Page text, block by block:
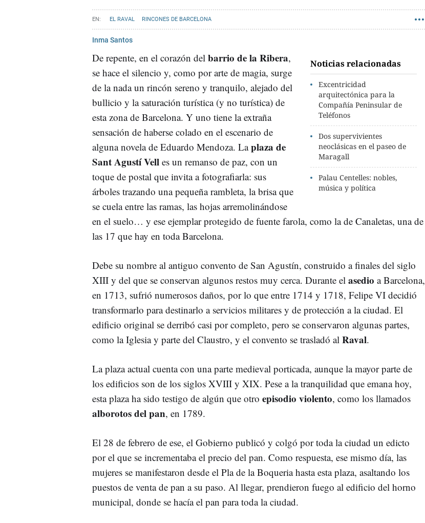
EL RAVAL RINCONES DE BARCELONA
Inma Santos
Noticias relacionadas
Excentricidad
arquitectónica para la
Compañía Peninsular de
Teléfonos
Dos supervivientes
neoclásicas en el paseo de
Maragall
Palau Centelles: nobles,
música y política
De repente, en el corazón del barrio de la Ribera,
se hace el silencio y, como por arte de magia, surge
de la nada un rincón sereno y tranquilo, alejado del
bullicio y la saturación turística (y no turística) de
esta zona de Barcelona. Y uno tiene la extraña
sensación de haberse colado en el escenario de
alguna novela de Eduardo Mendoza. Laplaza de
Sant Agustí Vell es un remanso de paz, con un
toque de postal que invita a fotografiarla: sus
árboles trazando una pequeña rambleta, la brisa que
se cuela entre las ramas, las hojas arremolinándose
en el suelo… y ese ejemplar protegido de fuente farola, como la de Canaletas, una de
las 17 que hay en toda Barcelona.
Debe su nombre al antiguo convento de San Agustín, construido a finales del siglo
XIII y del que se conservan algunos restos muy cerca. Durante el asedio a Barcelona,
en 1713, sufrió numerosos daños, por lo que entre 1714 y 1718, Felipe VI decidió
transformarlo para destinarlo a servicios militares y de protección a la ciudad. El
edificio original se derribó casi por completo, pero se conservaron algunas partes,
como la Iglesia y parte del Claustro, y el convento se trasladó al Raval.
La plaza actual cuenta con una parte medieval porticada, aunque la mayor parte de
los edificios son de los siglos XVIII y XIX. Pese a la tranquilidad que emana hoy,
esta plaza ha sido testigo de algún que otro episodio violento, como los llamados
alborotos del pan, en 1789.
El 28 de febrero de ese, el Gobierno publicó y colgó por toda la ciudad un edicto
por el que se incrementaba el precio del pan. Como respuesta, ese mismo día, las
mujeres se manifestaron desde el Pla de la Boqueria hasta esta plaza, asaltando los
puestos de venta de pan a su paso. Al llegar, prendieron fuego al edificio del horno
municipal, donde se hacía el pan para toda la ciudad.